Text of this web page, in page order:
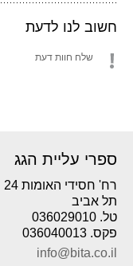
חשוב לנו לדעת
שלח חוות דעת
ספרי עליית הגג
רח' חסידי האומות 24
תל אביב
טל. 036029010
פקס. 036040013
info@bita.co.il